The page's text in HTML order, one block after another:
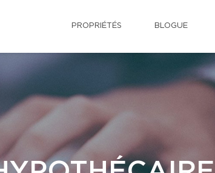
PROPRIÉTÉS BLOGUE